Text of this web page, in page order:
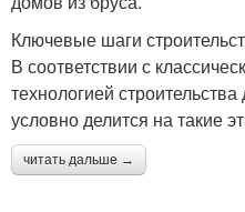
Ключевые шаги
В соответствии с
технологией
условно делится на такие
читать дальше →